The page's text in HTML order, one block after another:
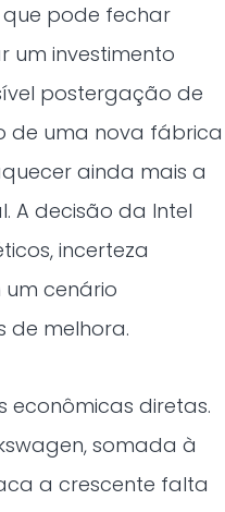
que pode fechar
um investimento
postergação de
de uma nova fábrica
ainda mais a
A decisão da Intel
incerteza
cenário
de melhora.
econômicas diretas.
somada à
a crescente falta